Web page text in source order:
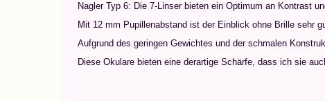
Nagler Typ 6: Die 7-Linser bieten ein Optimum an Kontrast
Mit 12 mm Pupillenabstand ist der Einblick ohne Brille sehr
Aufgrund des geringen Gewichtes und der schmalen
Diese Okulare bieten eine derartige Schärfe, dass ich sie